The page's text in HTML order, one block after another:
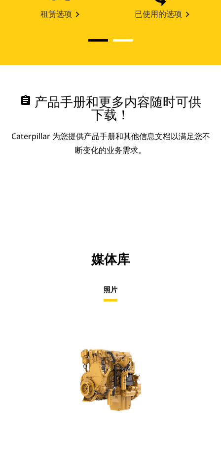
租赁选项 已使用的选项
assignment 产品手册和更多内容随时可供
下载！
Caterpillar 为您提供产品手册和其他信息文档以满足您不
断变化的业务需求。
媒体库
照片